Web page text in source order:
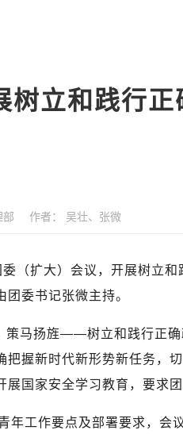
树立和践行
部 作者： 吴壮、张微
（扩大）会议，开展树立
委书记张微主持。
策马扬旌——树立和践行正
把握新时代新形势新任务，
国家安全学习教育，要求
年工作要点及部署要求，会